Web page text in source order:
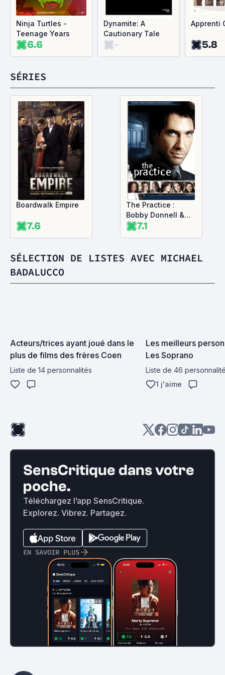
Ninja Turtles -
Teenage Years
6.6
Dynamite: A
Cautionary Tale
-
Apprenti
5.8
SÉRIES
Boardwalk Empire
7.6
The Practice :
Bobby Donnell &
Associés
7.1
SÉLECTION DE LISTES AVEC MICHAEL
BADALUCCO
Acteurs/trices ayant joué dans le
plus de films des frères Coen
Liste de 14 personnalités
Les meilleurs
Les Soprano
Liste de 46
1 j'aime
SensCritique dans votre
poche.
Téléchargez l’app SensCritique.
Explorez. Vibrez. Partagez.
EN SAVOIR PLUS